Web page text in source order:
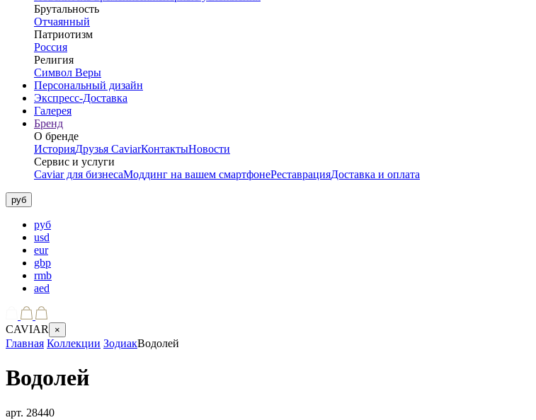
Брутальность
Отчаянный
Патриотизм
Россия
Религия
Символ Веры
Персональный дизайн
Экспресс-Доставка
Галерея
Бренд
О бренде
ИсторияДрузья CaviarКонтактыНовости
Сервис и услуги
Caviar для бизнесаМоддинг на вашем смартфонеРеставрацияДоставка и оплата
руб
руб
usd
eur
gbp
rmb
aed
CAVIAR ×
Главная Коллекции ЗодиакВодолей
Водолей
арт. 28440